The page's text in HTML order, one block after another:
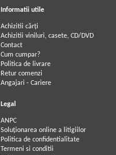
Informatii utile
Achizitii cărți
Achizitii viniluri, casete, CD/DVD
Contact
Cum cumpar?
Politica de livrare
Retur comenzi
Angajari - Cariere
Legal
ANPC
Soluționarea online a litigiilor
Politica de confidentialitate
Termeni si conditii